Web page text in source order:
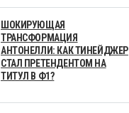
ШОКИРУЮЩАЯ
ТРАНСФОРМАЦИЯ
АНТОНЕЛЛИ: КАК ТИНЕЙДЖЕР
СТАЛ ПРЕТЕНДЕНТОМ НА
ТИТУЛ В Ф1?